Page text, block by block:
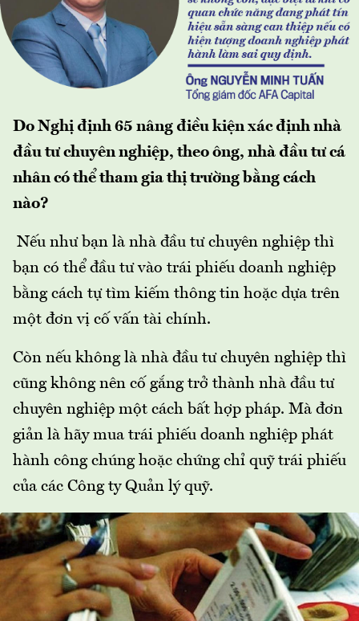
Do Nghị định 65 nâng điều kiện xác định nhà
đầu tư chuyên nghiệp, theo ông, nhà đầu tư cá
nhân có thể tham gia thị trường bằng cách
nào?
Nếu như bạn là nhà đầu tư chuyên nghiệp thì
bạn có thể đầu tư vào trái phiếu doanh nghiệp
bằng cách tự tìm kiếm thông tin hoặc dựa trên
một đơn vị cố vấn tài chính.
Còn nếu không là nhà đầu tư chuyên nghiệp thì
cũng không nên cố gắng trở thành nhà đầu tư
chuyên nghiệp một cách bất hợp pháp. Mà đơn
giản là hãy mua trái phiếu doanh nghiệp phát
hành công chúng hoặc chứng chỉ quỹ trái phiếu
của các Công ty Quản lý quỹ.